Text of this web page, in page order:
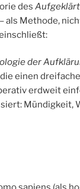
des
als Methode,
der
einen
erdweit
Mündigkeit,